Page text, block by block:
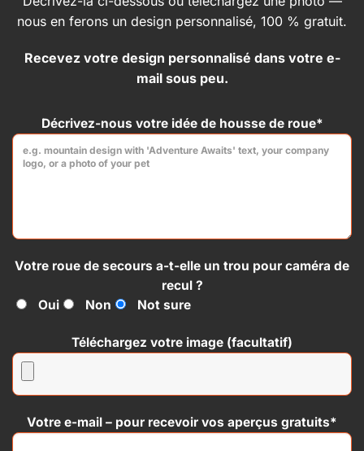
sur
page
choisies
sur
page
nous en ferons un design personnalisé, 100 % gratuit.
Recevez votre design personnalisé dans votre e-
mail sous peu.
Décrivez-nous votre idée de housse de roue*
Votre roue de secours a-t-elle un trou pour caméra de
recul ?
Oui
Non Not sure
Téléchargez votre image (facultatif)
Votre e-mail – pour recevoir vos aperçus gratuits*